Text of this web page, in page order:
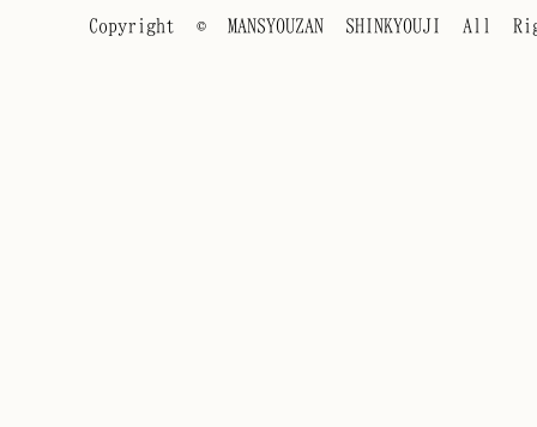
Copyright © MANSYOUZAN SHINKYOUJI All